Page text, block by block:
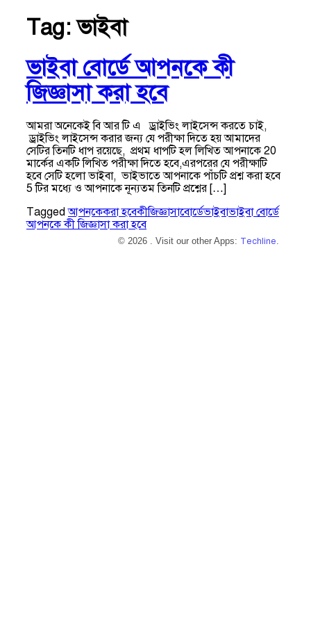
Tag:ভাইবা
ভাইবা বোর্ডে আপনকে কী
জিজ্ঞাসা করা হবে
আমরা অনেকেই বি আর টি এ ড্রাইভিং লাইসেন্স করতে চাই,
ড্রাইভিং লাইসেন্স করার জন্য যে পরীক্ষা দিতে হয় আমাদের
সেটির তিনটি ধাপ রয়েছে, প্রথম ধাপটি হল লিখিত আপনাকে 20
মার্কের একটি লিখিত পরীক্ষা দিতে হবে,এরপরের যে পরীক্ষাটি
হবে সেটি হলো ভাইবা, ভাইভাতে আপনাকে পাঁচটি প্রশ্ন করা হবে
5 টির মধ্যে ও আপনাকে নূন্যতম তিনটি প্রশ্নের […]
Taggedআপনকেকরা হবেকীজিজ্ঞাসাবোর্ডেভাইবাভাইবা বোর্ডে
আপনকে কী জিজ্ঞাসা করা হবে
© 2026 . Visit our other Apps: Techline.